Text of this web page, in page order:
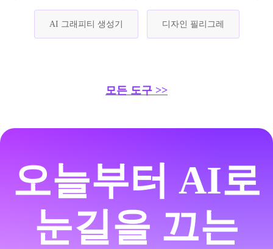
AI 그래피티 생성기 디자인 필리그레
모든 도구 >>
오늘부터 AI로
눈길을 끄는